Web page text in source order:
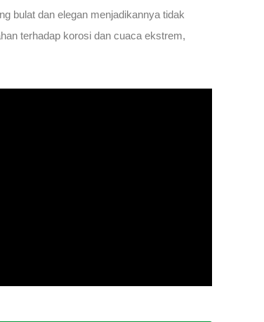
bulat dan elegan menjadikannya tidak
terhadap korosi dan cuaca ekstrem,